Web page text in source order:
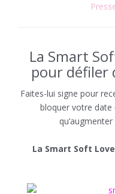
La Smart
pour défiler
Faites-lui signe pour
bloquer votre date
La Smart Soft Love